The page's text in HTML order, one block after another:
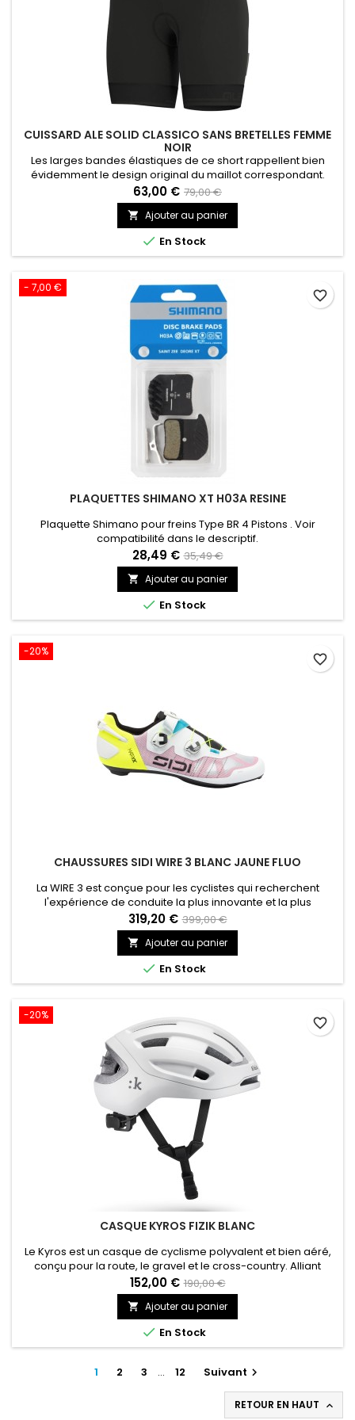
CUISSARD ALE SOLID CLASSICO SANS BRETELLES FEMME
NOIR
Les larges bandes élastiques de ce short rappellent bien
évidemment le design original du maillot correspondant.
Celles-ci permettent au produit de rester en place, couplées
à un maintien élastique à la taille. La compression musculaire
est idéale, notamment permise par le tissu Tecno Power qui
épouse les parties du corps.
63,00 € 79,00 €
 Ajouter au panier
 En Stock
- 7,00 €
PLAQUETTES SHIMANO XT H03A RESINE
Plaquette Shimano pour freins Type BR 4 Pistons . Voir
compatibilité dans le descriptif.
28,49 € 35,49 €
 Ajouter au panier
 En Stock
favorite_border
-20%
CHAUSSURES SIDI WIRE 3 BLANC JAUNE FLUO
La WIRE 3 est conçue pour les cyclistes qui recherchent
l'expérience de conduite la plus innovante et la plus
puissante qui soit. La nouvelle tige en Micro Matrix® et Kevlar®
présente des zones de densité différenciées pour une
ventilation optimale et un maintien ciblé. Une semelle
entièrement en carbone (rigidité 11) assure un transfert de
puissance...
319,20 € 399,00 €
 Ajouter au panier
 En Stock
favorite_border
-20%
CASQUE KYROS FIZIK BLANC
Le Kyros est un casque de cyclisme polyvalent et bien aéré,
conçu pour la route, le gravel et le cross-country. Alliant
performances et confort optimal, il est équipé du système
MIPS Evolve Core et offre un ajustement entièrement réglable
pour une protection sur mesure.
152,00 € 190,00 €
 Ajouter au panier
 En Stock
favorite_border
1 2 3 … 12 Suivant 
RETOUR EN HAUT 